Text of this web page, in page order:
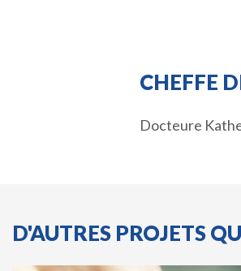
CHEFFE
Docteure
D'AUTRES PROJETS